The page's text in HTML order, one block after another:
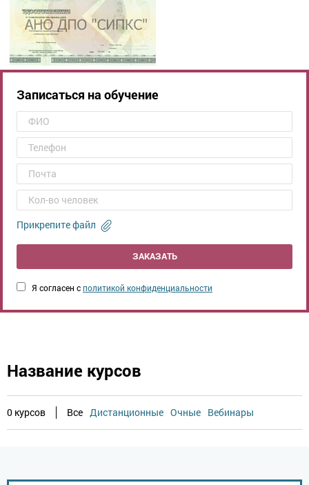
Записаться на обучение
Я согласен сполитикой конфиденциальности
Прикрепите файл
ЗАКАЗАТЬ
Название курсов
0 курсов Все Дистанционные Очные Вебинары